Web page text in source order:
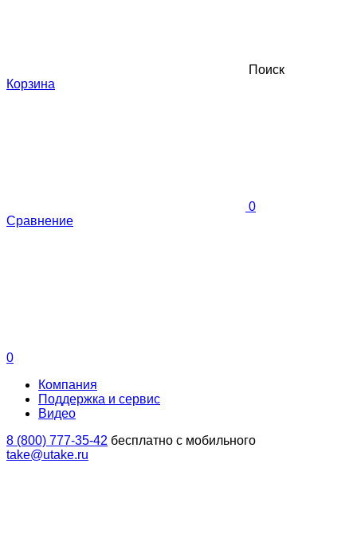
Поиск
Корзина
0
Сравнение
0
Компания
Поддержка и сервис
Видео
8 (800) 777-35-42 бесплатно с мобильного
take@utake.ru